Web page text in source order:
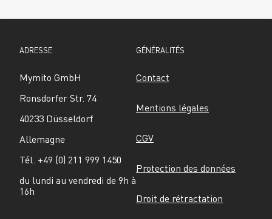
ADRESSE
Mymito GmbH
Ronsdorfer Str. 74
40233 Düsseldorf
Allemagne
Tél. +49 (0) 211 999 1450
du lundi au vendredi de 9h à
16h
GÉNÉRALITÉS
Contact
Mentions légales
CGV
Protection des données
Droit de rétractation